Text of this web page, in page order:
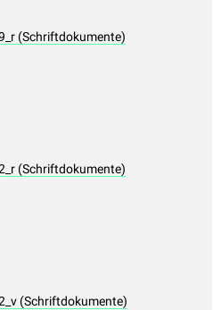
(Schriftdokumente)
(Schriftdokumente)
(Schriftdokumente)